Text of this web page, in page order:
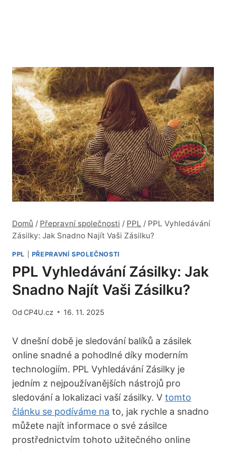
Domů / Přepravní společnosti / PPL / PPL Vyhledávání
Zásilky: Jak Snadno Najít Vaši Zásilku?
PPL PŘEPRAVNÍ SPOLEČNOSTI
PPL Vyhledávání Zásilky: Jak
Snadno Najít Vaši Zásilku?
Od CP4U.cz 16. 11. 2025
V ⁣dnešní době je sledování balíků a zásilek
online snadné a pohodlné díky moderním
technologiím.‍ PPL Vyhledávání Zásilky je
jedním z nejpoužívanějších ​nástrojů pro
sledování a lokalizaci vaší zásilky. V tomto
článku se podíváme na to, ​jak rychle a snadno
můžete najít informace o své zásilce
prostřednictvím tohoto užitečného online